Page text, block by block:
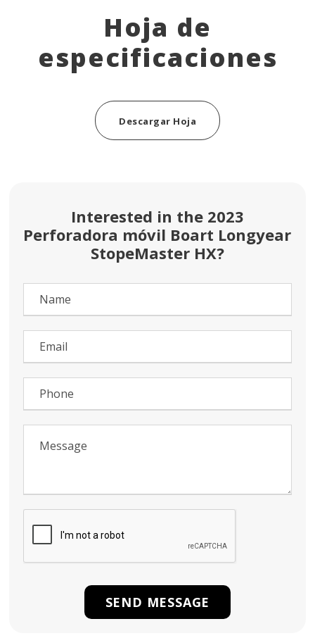
Hoja de
especificaciones
Descargar Hoja
Interested in the 2023
Perforadora móvil Boart Longyear
StopeMaster HX?